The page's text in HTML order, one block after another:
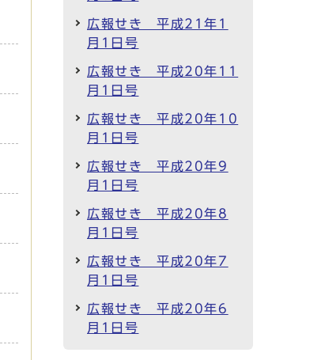
広報せき 平成21年1
月1日号
広報せき 平成20年11
月1日号
広報せき 平成20年10
月1日号
広報せき 平成20年9
月1日号
広報せき 平成20年8
月1日号
広報せき 平成20年7
月1日号
広報せき 平成20年6
月1日号